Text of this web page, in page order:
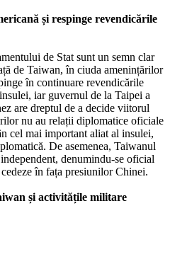
și respinge revendicările
de Stat sunt un semn clar
de Taiwan, în ciuda amenințărilor
în continuare revendicările
iar guvernul de la Taipei a
are dreptul de a decide viitorul
nu au relații diplomatice oficiale
cel mai important aliat al insulei,
De asemenea, Taiwanul
denumindu-se oficial
în fața presiunilor Chinei.
și activitățile militare